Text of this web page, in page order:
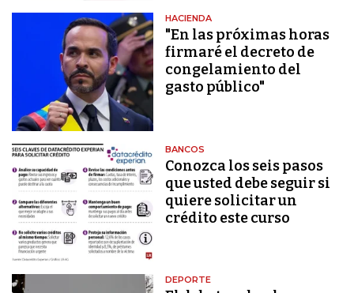
HACIENDA
"En las próximas horas
firmaré el decreto de
congelamiento del
gasto público"
BANCOS
Conozca los seis pasos
que usted debe seguir si
quiere solicitar un
crédito este curso
DEPORTE